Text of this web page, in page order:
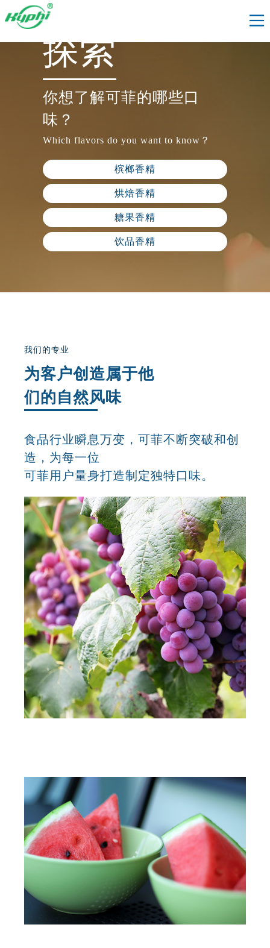
探索
你想了解可菲的哪些口
味？
Which flavors do you want to know？
槟榔香精
烘焙香精
糖果香精
饮品香精
我们的专业
为客户创造属于他
们的自然风味
食品行业瞬息万变，可菲不断突破和创
造，为每一位
可菲用户量身打造制定独特口味。